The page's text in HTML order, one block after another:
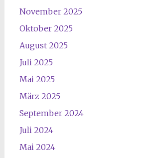
November 2025
Oktober 2025
August 2025
Juli 2025
Mai 2025
März 2025
September 2024
Juli 2024
Mai 2024